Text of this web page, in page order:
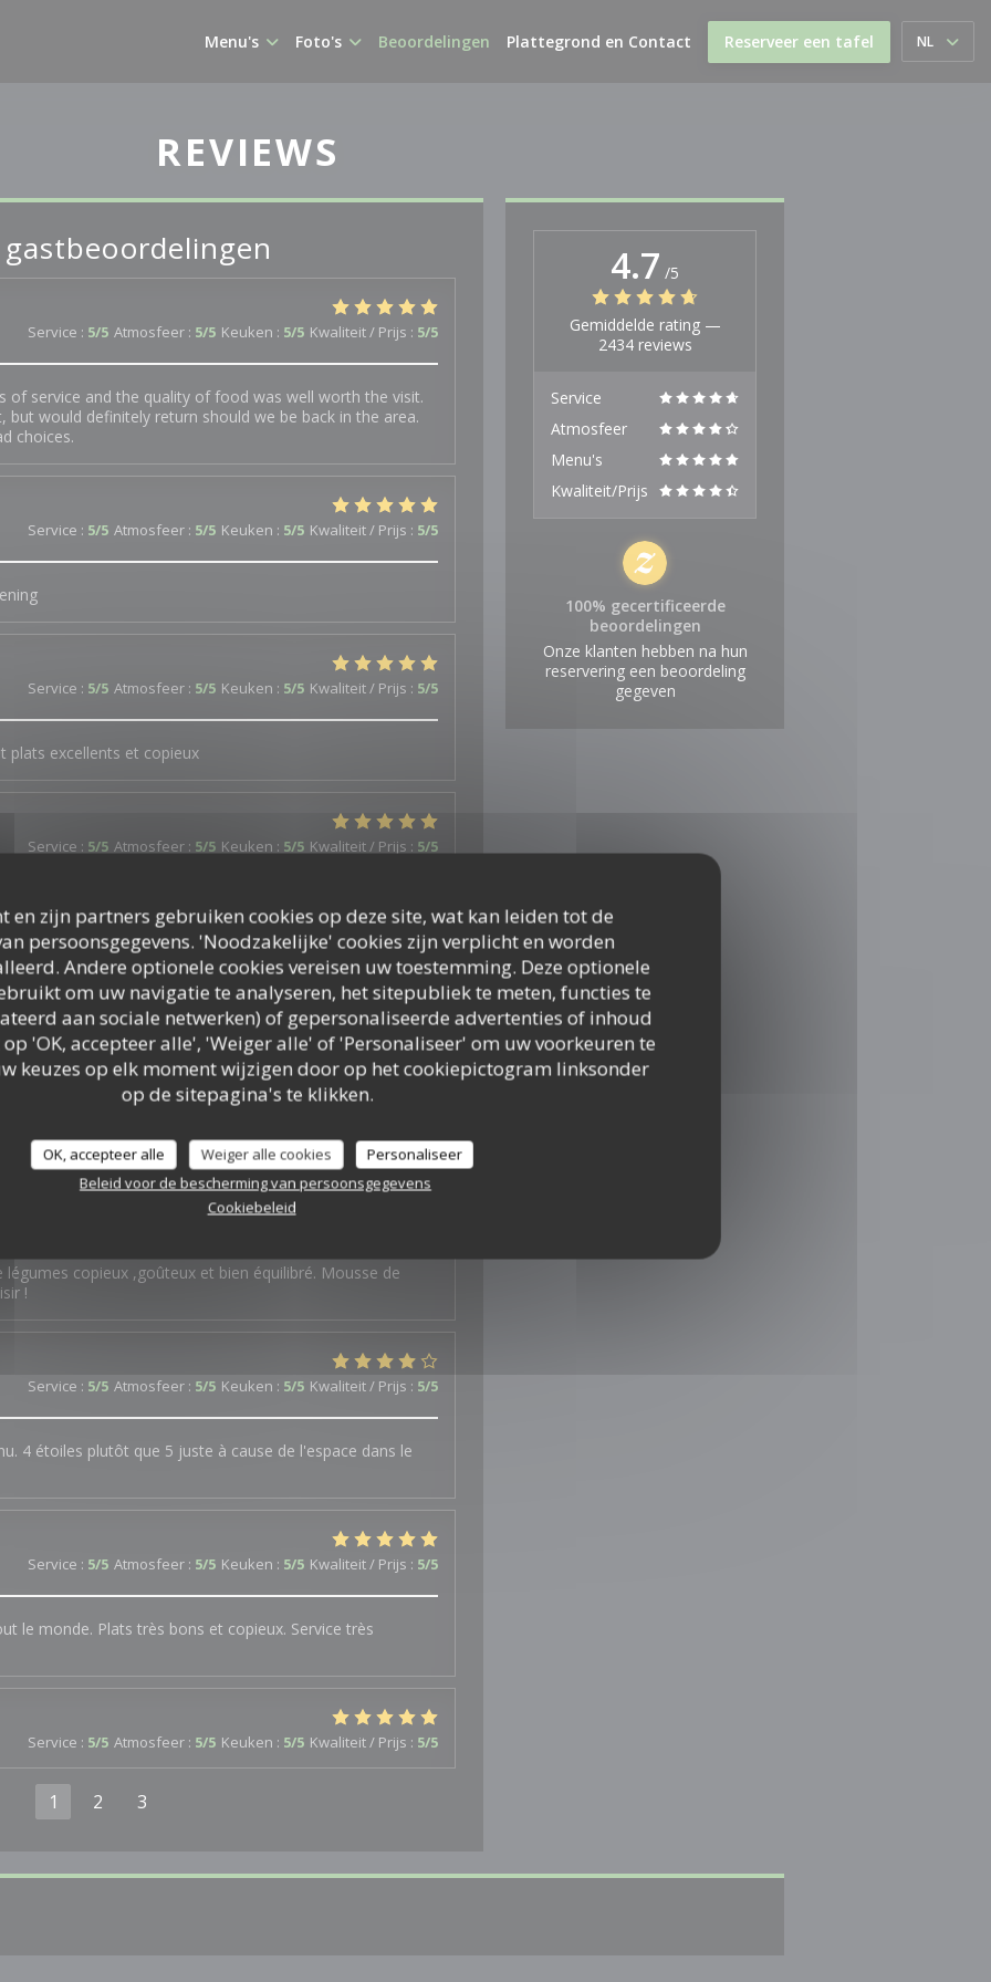
en zijn partners gebruiken cookies op deze site, wat kan leiden tot de
persoonsgegevens. 'Noodzakelijke' cookies zijn verplicht en worden
Andere optionele cookies vereisen uw toestemming. Deze optionele
om uw navigatie te analyseren, het sitepubliek te meten, functies te
aan sociale netwerken) of gepersonaliseerde advertenties of inhoud
op 'OK, accepteer alle', 'Weiger alle' of 'Personaliseer' om uw voorkeuren te
keuzes op elk moment wijzigen door op het cookiepictogram linksonder
op de sitepagina's te klikken.
OK, accepteer alle Weiger alle cookies
Personaliseer
Beleid voor de bescherming van persoonsgegevens
Cookiebeleid
Menu's Foto's Beoordelingen Plattegrond en Contact Reserveer een tafel NL
REVIEWS
gastbeoordelingen
Service : 5/5 Atmosfeer : 5/5 Keuken : 5/5 Kwaliteit / Prijs : 5/5
of service and the quality of food was well worth the visit.
but would definitely return should we be back in the area.
choices.
Service : 5/5 Atmosfeer : 5/5 Keuken : 5/5 Kwaliteit / Prijs : 5/5
Service : 5/5 Atmosfeer : 5/5 Keuken : 5/5 Kwaliteit / Prijs : 5/5
plats excellents et copieux
Service : 5/5 Atmosfeer : 5/5 Keuken : 5/5 Kwaliteit / Prijs : 5/5
Service:5/5 Atmosfeer: 5/5 Keuken:5/5 Kwaliteit / Prijs :5/5
vegan options - and a thoughtful surprise to celebrate a
food and service.
/5 Keuken: 5/5
copieux ,goûteux et bien équilibré. Mousse de
!
Service : 5/5 Atmosfeer : 5/5 Keuken : 5/5 Kwaliteit / Prijs : 5/5
4 étoiles plutôt que 5 juste à cause de l'espace dans le
Service : 5/5 Atmosfeer : 5/5 Keuken : 5/5 Kwaliteit / Prijs : 5/5
le monde. Plats très bons et copieux. Service très
Service : 5/5 Atmosfeer : 5/5 Keuken : 5/5 Kwaliteit / Prijs : 5/5
1 2 3
4.7 /5
Gemiddelde rating —
2434 reviews
Service
Atmosfeer
Menu's
Kwaliteit/Prijs
100% gecertificeerde
beoordelingen
Onze klanten hebben na hun
reservering een beoordeling
gegeven